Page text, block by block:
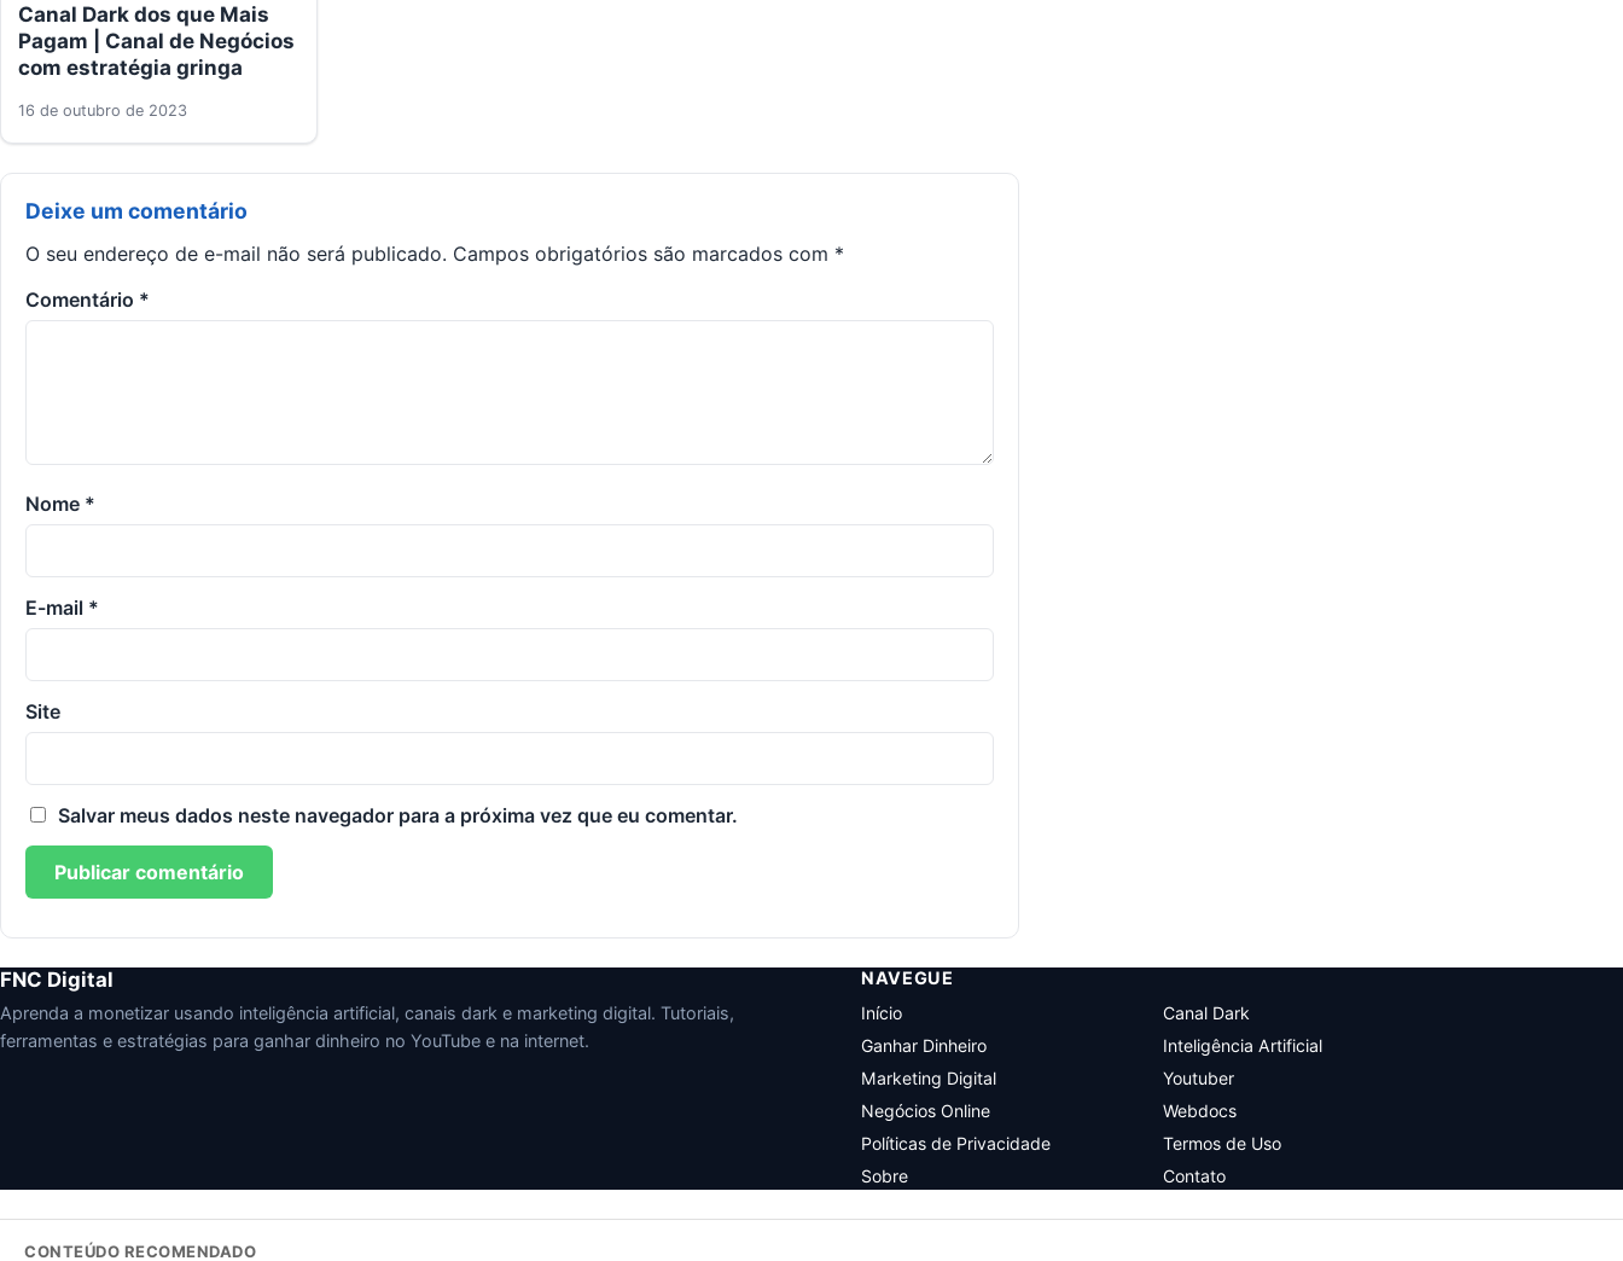
Canal Dark dos que Mais
Pagam | Canal de Negócios
com estratégia gringa
16 de outubro de 2023
Deixe um comentário
O seu endereço de e-mail não será publicado. Campos obrigatórios são marcados com *
Comentário *
Nome *
E-mail *
Site
Salvar meus dados neste navegador para a próxima vez que eu comentar.
FNC Digital
Aprenda a monetizar usando inteligência artificial, canais dark e marketing digital. Tutoriais,
ferramentas e estratégias para ganhar dinheiro no YouTube e na internet.
NAVEGUE
Início
Canal Dark
Ganhar Dinheiro
Inteligência Artificial
Marketing Digital
Youtuber
Negócios Online
Webdocs
Políticas de Privacidade
Termos de Uso
Sobre
Contato
CONTEÚDO RECOMENDADO